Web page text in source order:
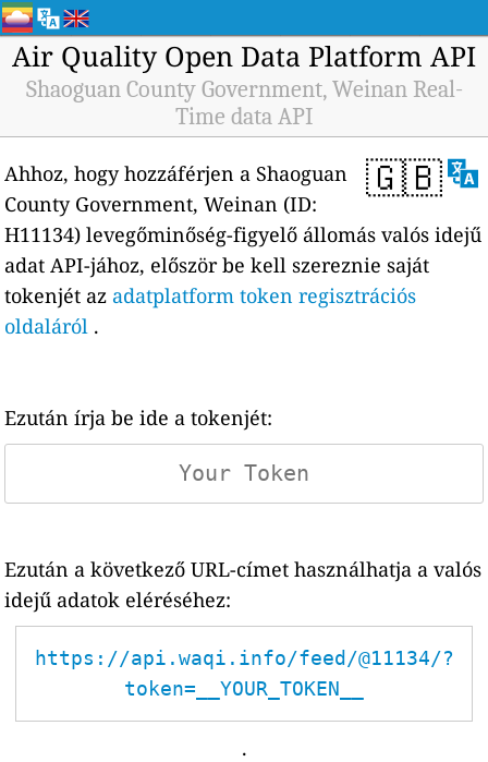
Air Quality Open Data Platform API
Shaoguan County Government, Weinan Real-
Time data API
🇬🇧
Ahhoz, hogy hozzáférjen a Shaoguan
County Government, Weinan (ID:
H11134) levegőminőség-figyelő állomás valós idejű
adat API-jához, először be kell szereznie saját
tokenjét az adatplatform token regisztrációs
oldaláról .
Ezután írja be ide a tokenjét:
Ezután a következő URL-címet használhatja a valós
idejű adatok eléréséhez:
https://api.waqi.info/feed/@11134/?
token=__YOUR_TOKEN__
.